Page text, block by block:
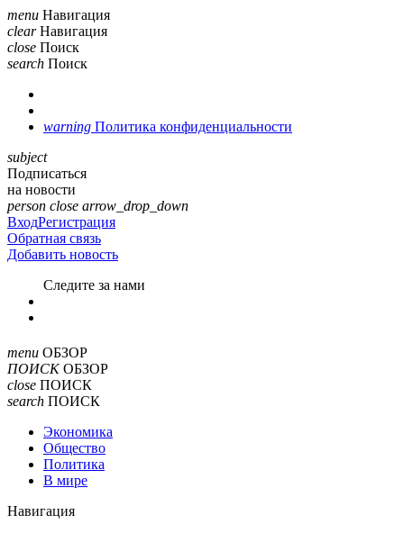
menu Навигация
clear Навигация
close Поиск
search Поиск
warning Политика конфиденциальности
subject
Подписаться
на новости
person close arrow_drop_down
ВходРегистрация
Обратная связь
Добавить новость
Cледите за нами
menu ОБЗОР
ПОИСК ОБЗОР
close ПОИСК
search ПОИСК
Экономика
Общество
Политика
В мире
Навигация